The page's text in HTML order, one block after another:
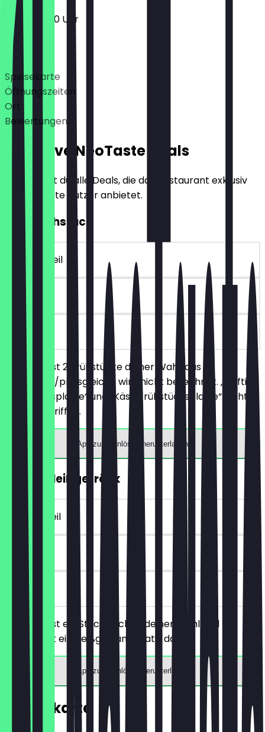
10:00 - 18:00 Uhr
Deals
Speisekarte
Öffnungszeiten
Ort
Bewertungen
Exklusive NeoTaste Deals
Hier findest du alle Deals, die das Restaurant exklusiv
für NeoTaste Nutzer anbietet.
2für1 Frühstück
~13 € Vorteil
90 Tage
vor Ort
Du bestellst 2 Frühstücke deiner Wahl, das
günstigere/preisgleiche wird nicht berechnet. „Deftige
Frühstücksplatte“ und „Käse Frühstücksplatte“ nicht
mit einbegriffen.
App zum Einlösen herunterladen
GRATIS Heißgetränk
~4 € Vorteil
90 Tage
vor Ort
Du bestellst ein Stück Kuchen deiner Wahl und
bekommst ein Heißgetränk gratis dazu.
App zum Einlösen herunterladen
Speisekarte